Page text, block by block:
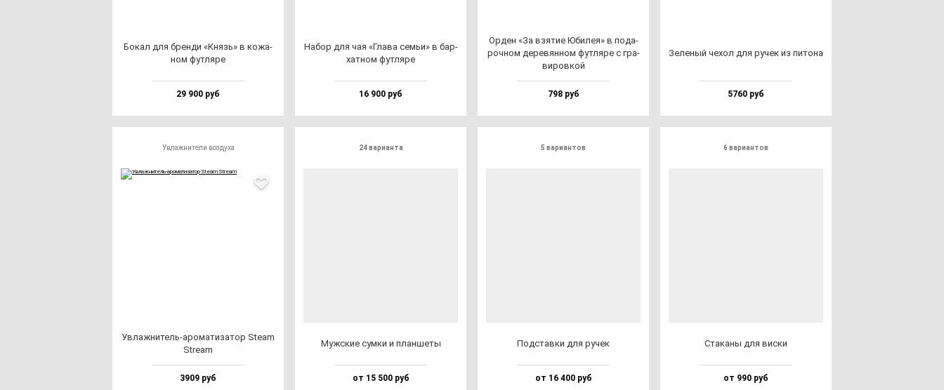
Бокал для брен­ди «Князь» в ко­жа­
ном фут­ля­ре
29 900 руб
Набор для чая «Гла­ва семьи» в бар­
хат­ном фут­ля­ре
16 900 руб
Орден «За взя­тие Юби­лея» в по­да­
роч­ном де­ре­вян­ном фут­ля­ре с гра­
ви­ров­кой
798 руб
Зеле­ный че­хол для ру­чек из пи­то­на
5760 руб
Увлажнители воздуха
Увлаж­ни­тель-аро­ма­ти­за­тор Ste­am
Stre­am
3909 руб
24 варианта
Муж­ские сум­ки и план­ше­ты
от 15 500 руб
5 вариантов
Под­став­ки для ру­чек
от 16 400 руб
6 вариантов
Ста­ка­ны для вис­ки
от 990 руб